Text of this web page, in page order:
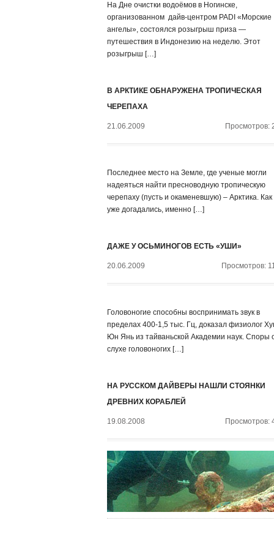
На Дне очистки водоёмов в Ногинске,
организованном дайв-центром PADI «Морские
ангелы», состоялся розыгрыш приза —
путешествия в Индонезию на неделю. Этот
розыгрыш […]
В АРКТИКЕ ОБНАРУЖЕНА ТРОПИЧЕСКАЯ
ЧЕРЕПАХА
21.06.2009 Просмотров:
Последнее место на Земле, где ученые могли
надеяться найти пресноводную тропическую
черепаху (пусть и окаменевшую) – Арктика.
уже догадались, именно […]
ДАЖЕ У ОСЬМИНОГОВ ЕСТЬ «УШИ»
20.06.2009 Просмотров:
Головоногие способны воспринимать звук в
пределах 400-1,5 тыс. Гц, доказал физиолог
Юн Янь из тайваньской Академии наук. Споры
слухе головоногих […]
НА РУССКОМ ДАЙВЕРЫ НАШЛИ СТОЯНКИ
ДРЕВНИХ КОРАБЛЕЙ
19.08.2008 Просмотров: